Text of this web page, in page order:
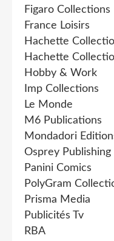
Figaro Collections
France Loisirs
Hachette
Hachette
Hobby & Work
Imp Collections
Le Monde
M6 Publications
Mondadori
Osprey Publishing
Panini Comics
PolyGram
Prisma Media
Publicités Tv
RBA